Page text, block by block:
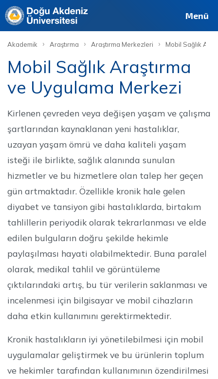
Site Personel
Deutsch Français Menü
Akademik › Araştırma › Araştırma Merkezleri › Mobil Sağlık
Mobil Sağlık Araştırma
ve Uygulama Merkezi
Kirlenen çevreden veya değişen yaşam ve çalışma
şartlarından kaynaklanan yeni hastalıklar,
uzayan yaşam ömrü ve daha kaliteli yaşam
isteği ile birlikte, sağlık alanında sunulan
hizmetler ve bu hizmetlere olan talep her geçen
gün artmaktadır. Özellikle kronik hale gelen
diyabet ve tansiyon gibi hastalıklarda, birtakım
tahlillerin periyodik olarak tekrarlanması ve elde
edilen bulguların doğru şekilde hekimle
paylaşılması hayati olabilmektedir. Buna paralel
olarak, medikal tahlil ve görüntüleme
çıktılarındaki artış, bu tür verilerin saklanması ve
incelenmesi için bilgisayar ve mobil cihazların
daha etkin kullanımını gerektirmektedir.
Kronik hastalıkların iyi yönetilebilmesi için mobil
uygulamalar geliştirmek ve bu ürünlerin toplum
ve hekimler tarafından kullanımının özendirilmesi